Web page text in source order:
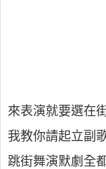
來表演就要選在
我教你請起立副
跳街舞演默劇全